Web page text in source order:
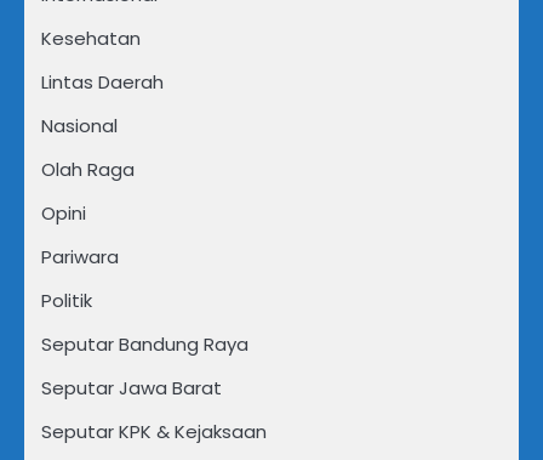
Kesehatan
Lintas Daerah
Nasional
Olah Raga
Opini
Pariwara
Politik
Seputar Bandung Raya
Seputar Jawa Barat
Seputar KPK & Kejaksaan